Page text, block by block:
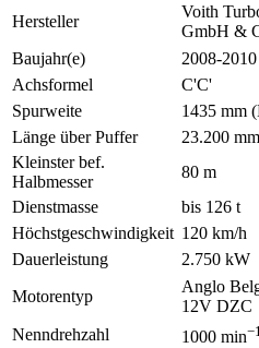
Hersteller
Voith
GmbH &
Baujahr(e)
2008-2010
Achsformel
C'C'
Spurweite
1435 mm
Länge über Puffer
23.200 mm
Kleinster bef.
Halbmesser
80 m
Dienstmasse
bis 126 t
Höchstgeschwindigkeit 120 km/h
Dauerleistung
2.750 kW
Motorentyp
Anglo
12V DZC
Nenndrehzahl
1000 min−1